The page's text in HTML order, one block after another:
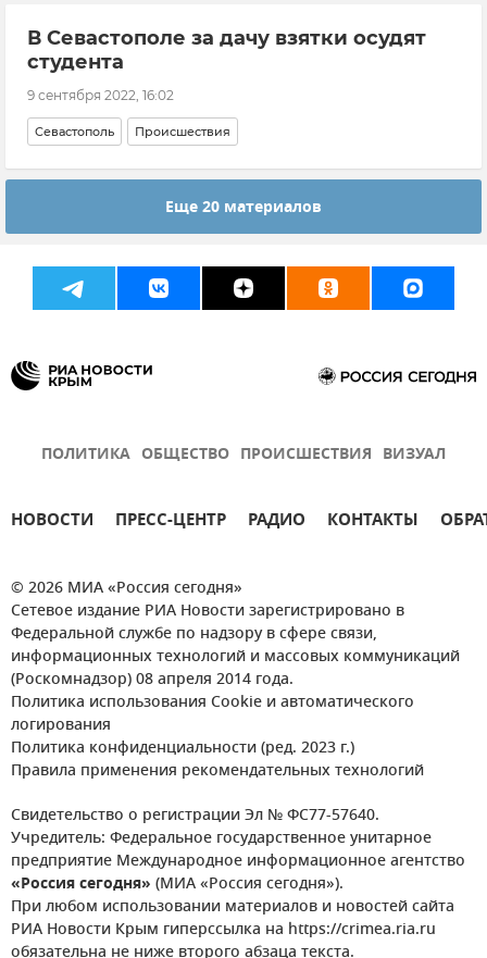
В Севастополе за дачу взятки осудят
студента
9 сентября 2022, 16:02
Севастополь Происшествия
Еще 20 материалов
ПОЛИТИКА ОБЩЕСТВО ПРОИСШЕСТВИЯ ВИЗУАЛ
НОВОСТИ ПРЕСС-ЦЕНТР РАДИО КОНТАКТЫ
© 2026 МИА «Россия сегодня»
Сетевое издание РИА Новости зарегистрировано в
Федеральной службе по надзору в сфере связи,
информационных технологий и массовых коммуникаций
(Роскомнадзор) 08 апреля 2014 года.
Политика использования Cookie и автоматического
логирования
Политика конфиденциальности (ред. 2023 г.)
Правила применения рекомендательных технологий
Свидетельство о регистрации Эл № ФС77-57640.
Учредитель: Федеральное государственное унитарное
предприятие Международное информационное агентство
«Россия сегодня» (МИА «Россия сегодня»).
При любом использовании материалов и новостей сайта
РИА Новости Крым гиперссылка на https://crimea.ria.ru